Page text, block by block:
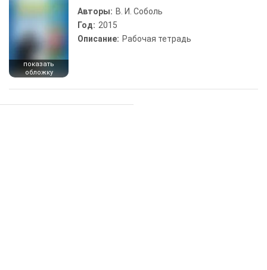
показать
обложку
Авторы: В. И. Соболь
Год: 2015
Описание: Рабочая тетрадь